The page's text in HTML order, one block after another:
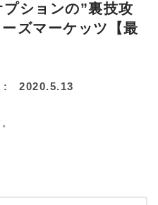
ションの”裏技攻
ズマーケッツ【最
: 2020.5.13